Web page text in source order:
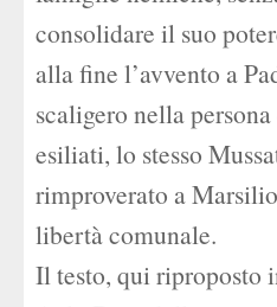
consolidare il suo
alla fine l’avvento a
scaligero nella
esiliati, lo stesso
rimproverato a
libertà comunale.
Il testo, qui riproposto